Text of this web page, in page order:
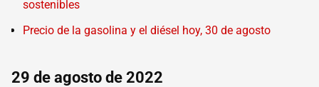
sostenibles
Precio de la gasolina y el diésel hoy, 30 de agosto
29 de agosto de 2022